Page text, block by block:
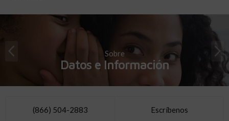
Sobre
Datos e Información
(866) 504-2883 Escríbenos